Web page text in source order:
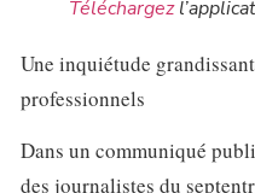
Téléchargez
Une inquiétude
professionnels
Dans un communiqué
des journalistes du